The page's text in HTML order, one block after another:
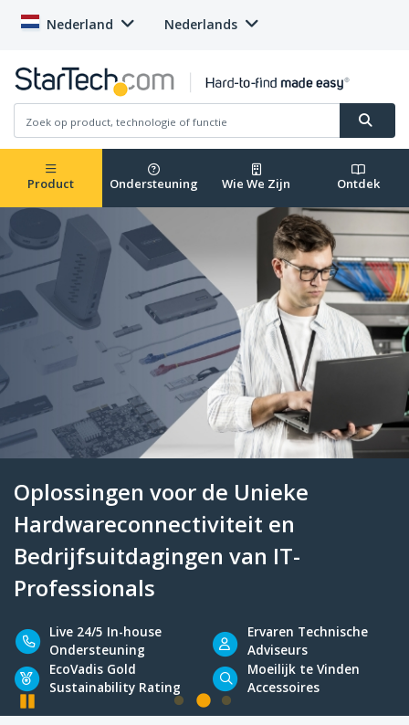
Nederland Nederlands
Product Ondersteuning Wie We Zijn Ontdek
Oplossingen voor de Unieke
Bedrijfsuitdagingen van IT-
Professionals